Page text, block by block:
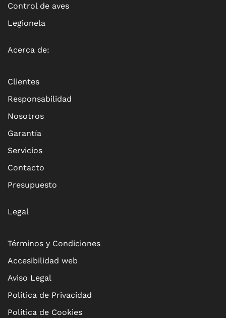
Control de aves
Legionela
Acerca de:
Clientes
Responsabilidad
Nosotros
Garantía
Servicios
Contacto
Presupuesto
Legal
Términos y Condiciones
Accesibilidad web
Aviso Legal
Política de Privacidad
Política de Cookies